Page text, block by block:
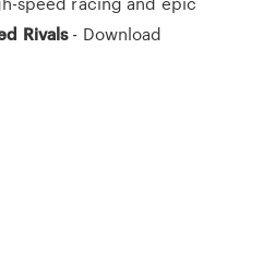
Rivals- Download